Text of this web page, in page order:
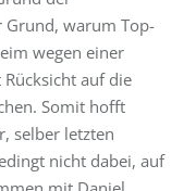
Grund, warum Top-
wegen einer
auf die
Somit hofft
selber letzten
nicht dabei, auf